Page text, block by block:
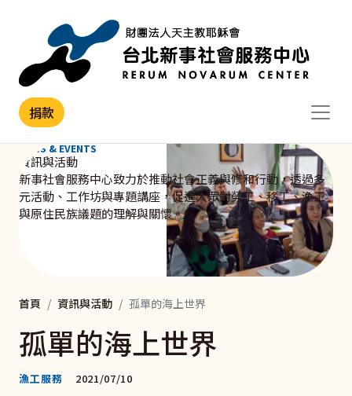
捐款
NEWS & EVENTS
資訊與活動
新事社會服務中心致力於推動社會正義與修和行動，透過多
元活動、工作坊與專題講座，促進大眾對勞工、移工、漁工
與原住民族議題的理解與關懷。
首頁 資訊與活動 孤單的海上世界
孤單的海上世界
漁工服務 2021/07/10